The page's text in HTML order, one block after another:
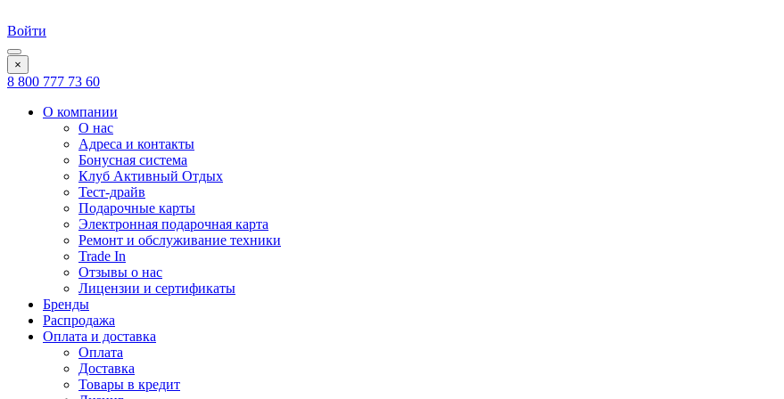
Войти
×
8 800 777 73 60
О компании
О нас
Адреса и контакты
Бонусная система
Клуб Активный Отдых
Тест-драйв
Подарочные карты
Электронная подарочная карта
Ремонт и обслуживание техники
Trade In
Отзывы о нас
Лицензии и сертификаты
Бренды
Распродажа
Оплата и доставка
Оплата
Доставка
Товары в кредит